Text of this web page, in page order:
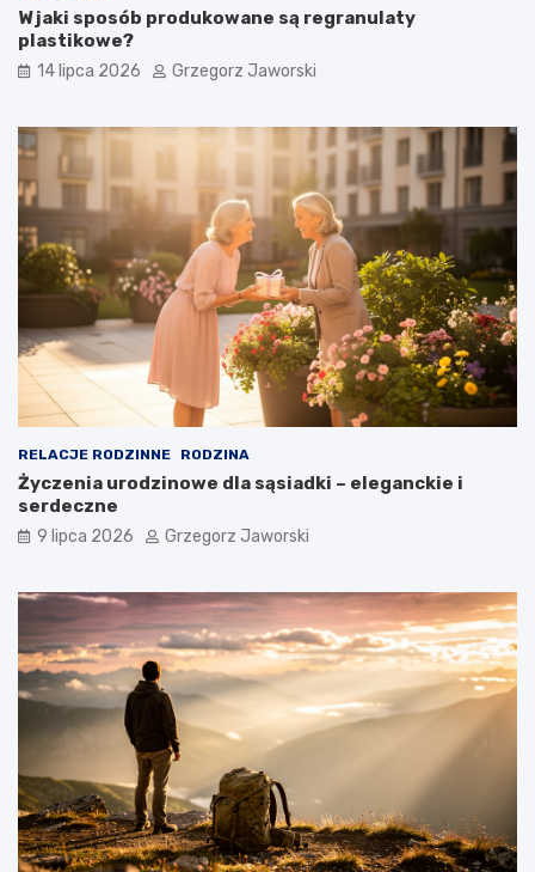
W jaki sposób produkowane są regranulaty
plastikowe?
14 lipca 2026 Grzegorz Jaworski
RELACJE RODZINNE RODZINA
Życzenia urodzinowe dla sąsiadki – eleganckie i
serdeczne
9 lipca 2026 Grzegorz Jaworski